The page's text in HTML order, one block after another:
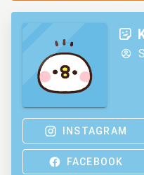
INSTAGRAM
FACEBOOK